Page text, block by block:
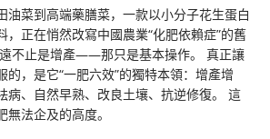
油菜到高端藥膳菜，一款以小分子花生蛋白
，正在悄然改寫中國農業“化肥依賴症”的舊
不止是增產——那只是基本操作。 真正讓
的，是它“一肥六效”的獨特本領：增產增
病、自然早熟、改良土壤、抗逆修復。 這
法企及的高度。